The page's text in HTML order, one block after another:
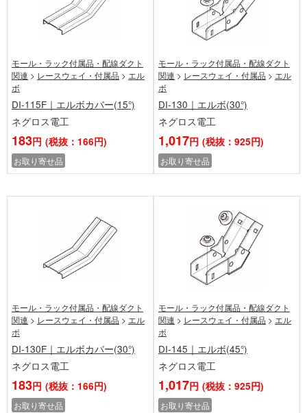
モール・ラック付属品・配線ダクト
関連 > レースウェイ・付属品 > エル
ボ
DI-115F｜エルボカバー(15°)
ネグロス電工
183円 (税抜：166円)
お取り寄せ品
モール・ラック付属品・配線ダクト
関連 > レースウェイ・付属品 > エル
ボ
DI-130｜エルボ(30°)
ネグロス電工
1,017円 (税抜：925円)
お取り寄せ品
モール・ラック付属品・配線ダクト
関連 > レースウェイ・付属品 > エル
ボ
DI-130F｜エルボカバー(30°)
ネグロス電工
183円 (税抜：166円)
お取り寄せ品
モール・ラック付属品・配線ダクト
関連 > レースウェイ・付属品 > エル
ボ
DI-145｜エルボ(45°)
ネグロス電工
1,017円 (税抜：925円)
お取り寄せ品